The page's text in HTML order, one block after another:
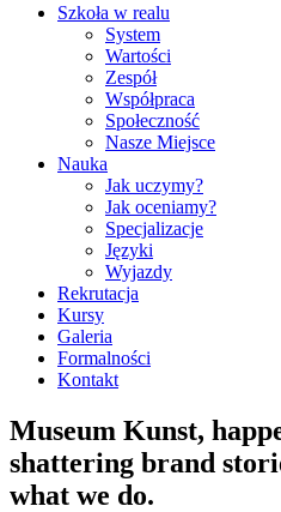
Szkoła w realu
System
Wartości
Zespół
Współpraca
Społeczność
Nasze Miejsce
Nauka
Jak uczymy?
Jak oceniamy?
Specjalizacje
Języki
Wyjazdy
Rekrutacja
Kursy
Galeria
Formalności
Kontakt
Museum Kunst,
shattering brand
what we do.